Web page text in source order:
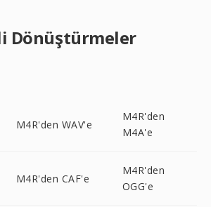
Dönüştürmeler
M4R'den WAV'e
M4R'den
M4A'e
M4R'den CAF'e
M4R'den
OGG'e